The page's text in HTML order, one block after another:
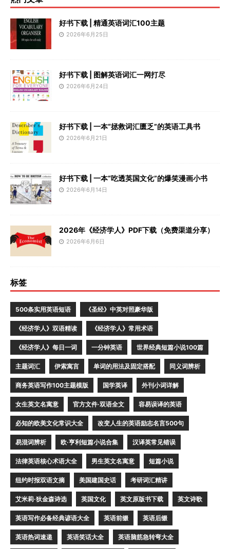
好书下载 | 精通英语词汇100主题
2026年6月25日
好书下载 | 图解英语词汇一网打尽
2026年6月24日
好书下载 | 一本“拯救词汇匮乏”的英语工具书
2026年6月21日
好书下载 | 一本“吃透英国文化”的爆笑漫画小书
2026年6月14日
2026年《经济学人》PDF下载（免费渠道分享）
2026年6月6日
标签
500条实用英语短语 《圣经》中英对照豪华版
《经济学人》双语精读 《经济学人》常用术语
《经济学人》每日一词 一分钟英语 世界经典短篇小说100篇
主题词汇 伊索寓言 单词的用法及固定搭配 同义词辨析
商务英语写作100主题模版 国学英译 外刊小词详解
女生英文名寓意 官方文件·双语全文 容易误译的英语
必知的欧美文化常识大全 改变人生的英语励志名言500句
易混词辨析 欧·亨利短篇小说合集 汉译英常见错误
法律英语核心术语大全 男生英文名寓意 短篇小说
纽约时报双语文摘 美国建国史话 考研词汇精讲
艾米莉·狄金森诗选 英国文化 英文原版书下载 英文诗歌
英语写作必备经典谚语大全 英语前缀 英语后缀
英语热词速递 英语笑话大全 英语脑筋急转弯大全